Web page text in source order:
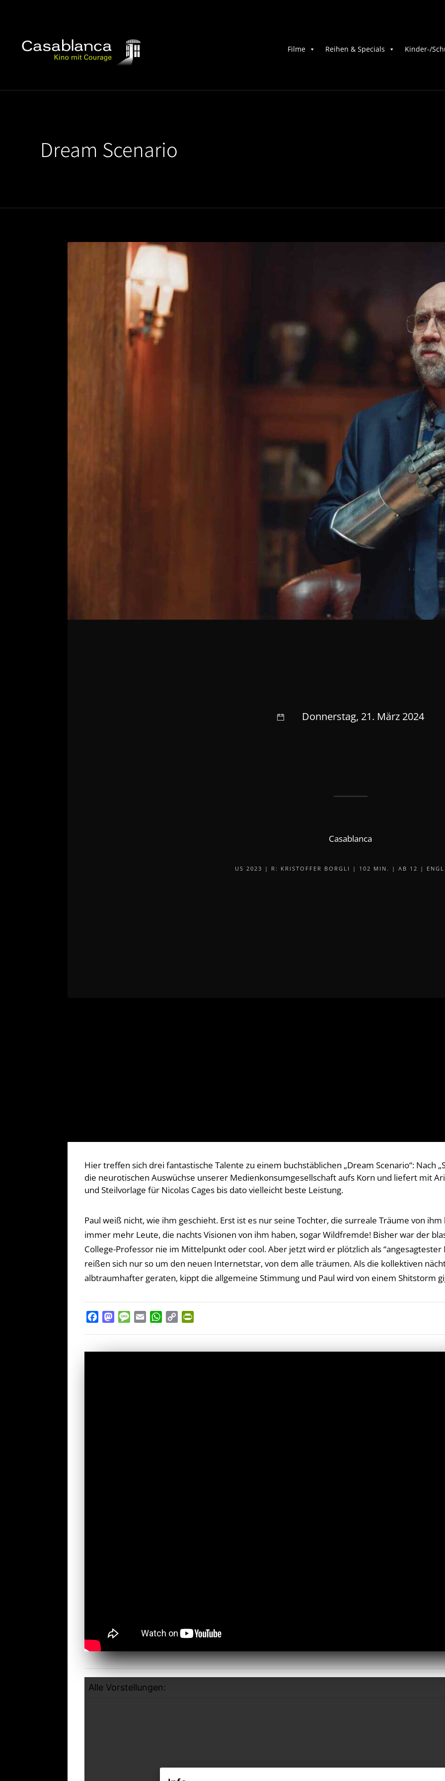
Filme Reihen & Specials Kinder-/
Dream Scenario
Hier treffen sich drei fantastische Talente zu einem buchstäblichen „Dream Scenario“: Nach
die neurotischen Auswüchse unserer Medienkonsumgesellschaft aufs Korn und liefert mit
und Steilvorlage für Nicolas Cages bis dato vielleicht beste Leistung.
Paul weiß nicht, wie ihm geschieht. Erst ist es nur seine Tochter, die surreale Träume von
immer mehr Leute, die nachts Visionen von ihm haben, sogar Wildfremde! Bisher war der
College-Professor nie im Mittelpunkt oder cool. Aber jetzt wird er plötzlich als
reißen sich nur so um den neuen Internetstar, von dem alle träumen. Als die kollektiven
albtraumhafter geraten, kippt die allgemeine Stimmung und Paul wird von einem Shitstorm
FacebookMastodon
Message
Email WhatsApp
Copy
Donnerstag, 21. März 2024
Casablanca
US 2023 | R: KRISTOFFER BORGLI | 102 MIN. | AB 12 |